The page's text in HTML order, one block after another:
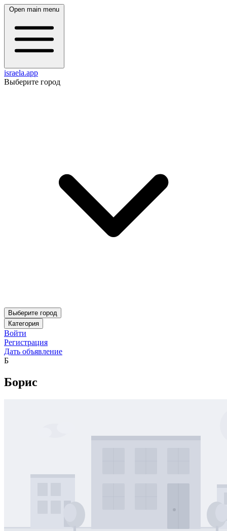
Open main menu
israela.app
Выберите город
Выберите город
Категория
Войти
Регистрация
Дать объявление
Б
Борис